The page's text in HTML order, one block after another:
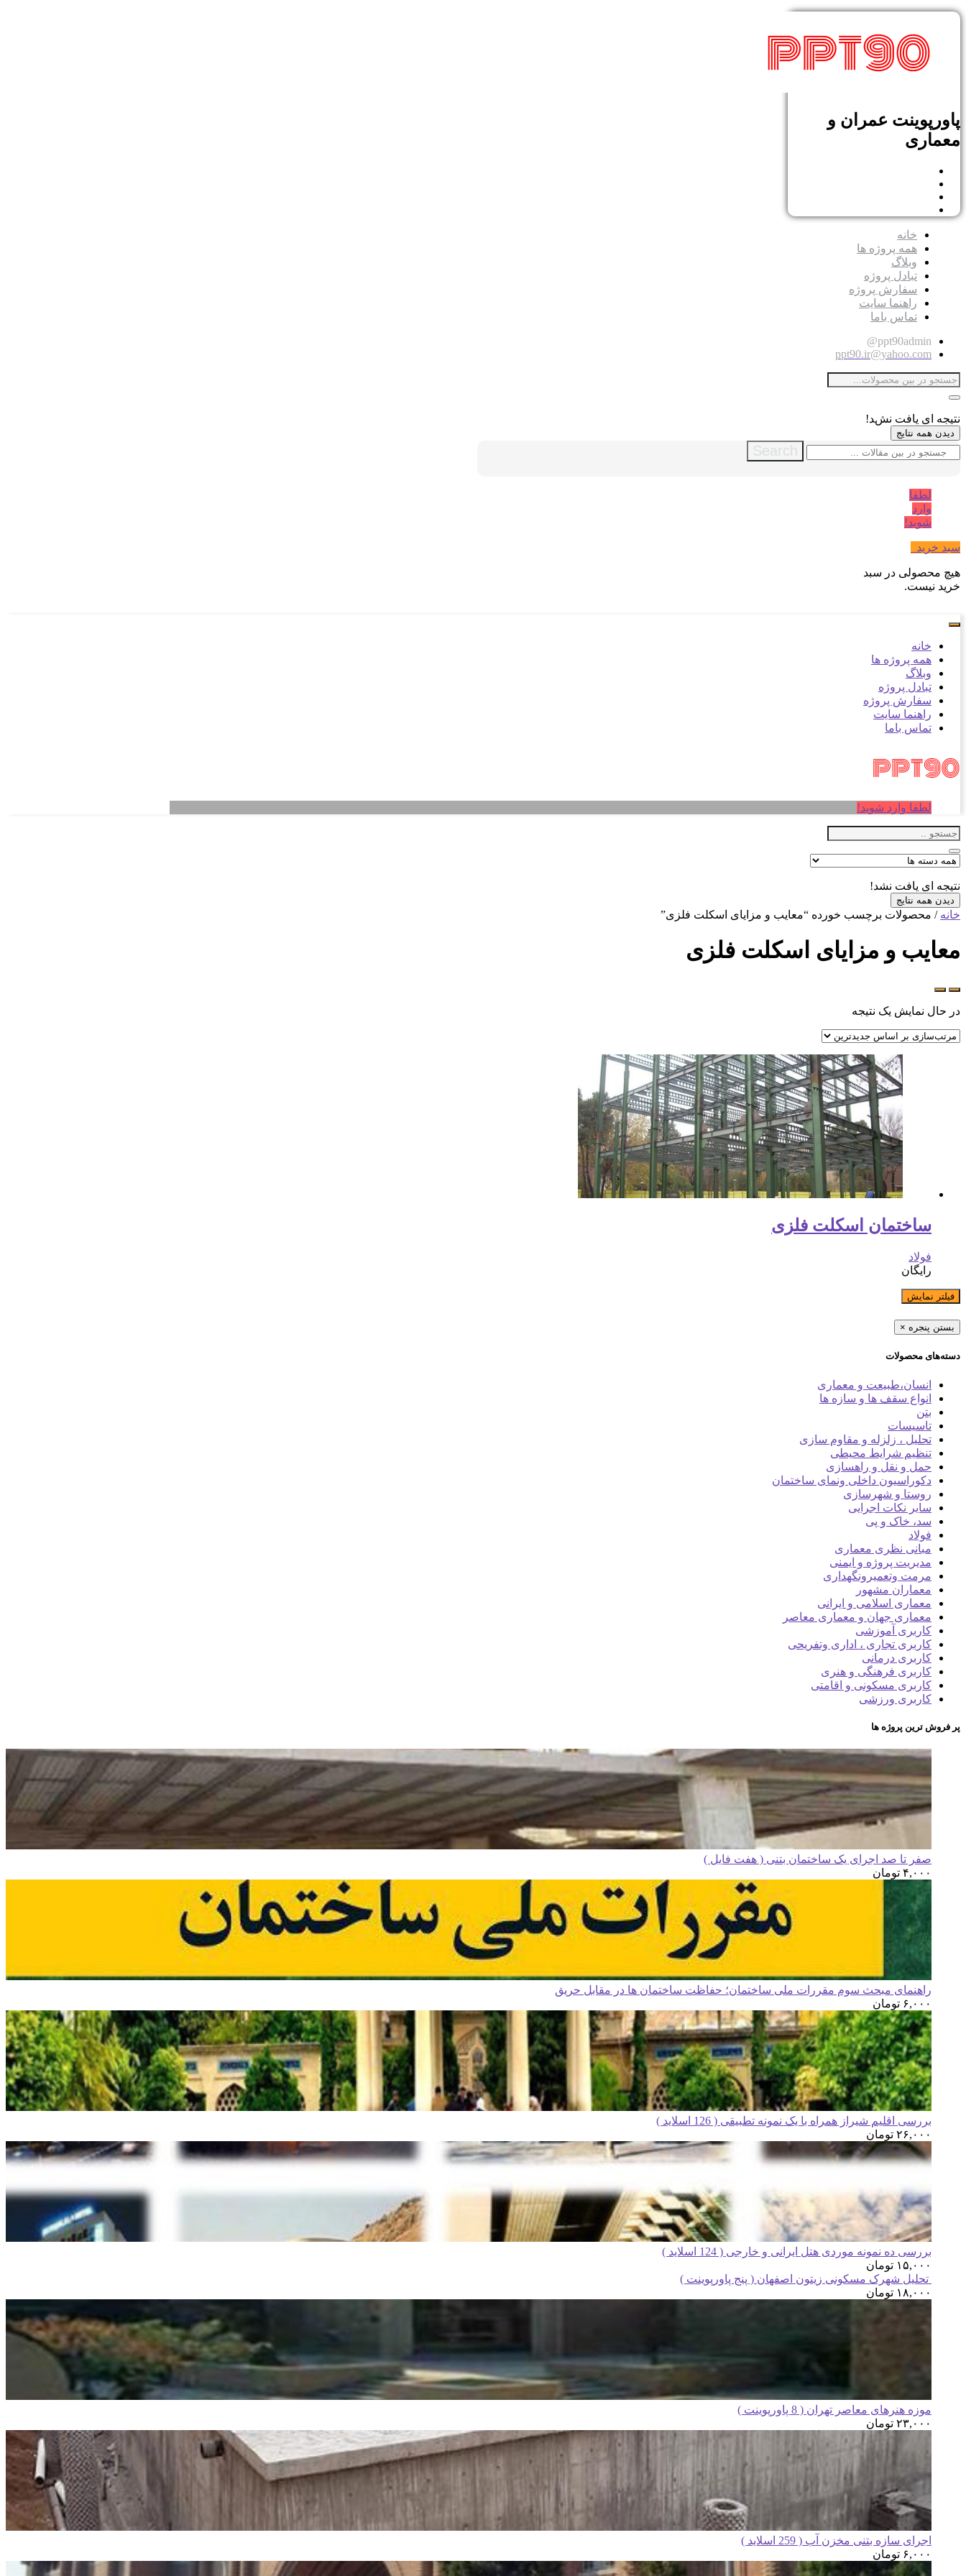
پاورپوینت عمران و
معماری
خانه
همه پروژه ها
وبلاگ
تبادل پروژه
سفارش پروژه
راهنما سایت
تماس باما
ppt90admin@
ppt90.ir@yahoo.com
نتیجه ای یافت نشد!
دیدن همه نتایج
Search
لطفا
وارد
شوید!
سبد خرید
هیچ محصولی در سبد
خرید نیست.
خانه
همه پروژه ها
وبلاگ
تبادل پروژه
سفارش پروژه
راهنما سایت
تماس باما
لطفا وارد شوید!
نتیجه ای یافت نشد!
دیدن همه نتایج
خانه / محصولات برچسب خورده “معایب و مزایای اسکلت فلزی”
معایب و مزایای اسکلت فلزی
در حال نمایش یک نتیجه
ساختمان اسکلت فلزی
فولاد
رایگان
فیلتر نمایش
بستن پنجره ×
دسته‌های محصولات
انسان،طبیعت و معماری
انواع سقف ها و سازه ها
بتن
تاسیسات
تحلیل ، زلزله و مقاوم سازی
تنظیم شرایط محیطی
حمل و نقل و راهسازی
دکوراسیون داخلی ونمای ساختمان
روستا و شهرسازی
سایر نکات اجرایی
سد، خاک و پی
فولاد
مبانی نظری معماری
مدیریت پروژه و ایمنی
مرمت وتعمیرونگهداری
معماران مشهور
معماری اسلامی و ایرانی
معماری جهان و معماری معاصر
کاربری آموزشی
کاربری تجاری ، اداری وتفریحی
کاربری درمانی
کاربری فرهنگی و هنری
کاربری مسکونی و اقامتی
کاربری ورزشی
پر فروش ترین پروژه ها
صفر تا صد اجرای یک ساختمان بتنی ( هفت فایل )
۴,۰۰۰ تومان
راهنمای مبحث سوم مقررات ملی ساختمان؛ حفاظت ساختمان ها در مقابل حریق
۶,۰۰۰ تومان
بررسی اقلیم شیراز همراه با یک نمونه تطبیقی ( 126 اسلاید )
۲۶,۰۰۰ تومان
بررسی ده نمونه موردی هتل ایرانی و خارجی ( 124 اسلاید )
۱۵,۰۰۰ تومان
تحلیل شهرک مسکونی زیتون اصفهان ( پنج پاورپوینت )
۱۸,۰۰۰ تومان
موزه هنرهای معاصر تهران ( 8 پاورپوینت )
۲۳,۰۰۰ تومان
اجرای سازه بتنی مخزن آب ( 259 اسلاید )
۶,۰۰۰ تومان